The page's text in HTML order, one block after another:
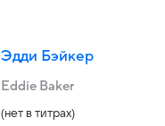
Эдди Бэйкер
Eddie Baker
(нет в титрах)